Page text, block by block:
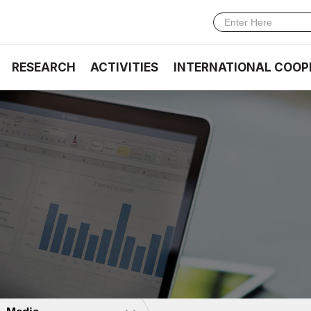
RESEARCH ACTIVITIES INTERNATIONAL